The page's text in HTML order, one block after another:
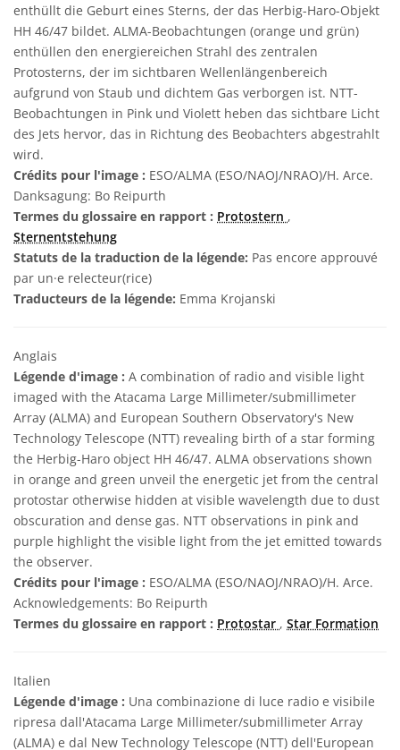
enthüllt die Geburt eines Sterns, der das Herbig-Haro-Objekt
HH 46/47 bildet. ALMA-Beobachtungen (orange und grün)
enthüllen den energiereichen Strahl des zentralen
Protosterns, der im sichtbaren Wellenlängenbereich
aufgrund von Staub und dichtem Gas verborgen ist. NTT-
Beobachtungen in Pink und Violett heben das sichtbare Licht
des Jets hervor, das in Richtung des Beobachters abgestrahlt
wird.
Crédits pour l'image : ESO/ALMA (ESO/NAOJ/NRAO)/H. Arce.
Danksagung: Bo Reipurth
Termes du glossaire en rapport : Protostern ,
Sternentstehung
Statuts de la traduction de la légende: Pas encore approuvé
par un·e relecteur(rice)
Traducteurs de la légende: Emma Krojanski
Anglais
Légende d'image : A combination of radio and visible light
imaged with the Atacama Large Millimeter/submillimeter
Array (ALMA) and European Southern Observatory's New
Technology Telescope (NTT) revealing birth of a star forming
the Herbig-Haro object HH 46/47. ALMA observations shown
in orange and green unveil the energetic jet from the central
protostar otherwise hidden at visible wavelength due to dust
obscuration and dense gas. NTT observations in pink and
purple highlight the visible light from the jet emitted towards
the observer.
Crédits pour l'image : ESO/ALMA (ESO/NAOJ/NRAO)/H. Arce.
Acknowledgements: Bo Reipurth
Termes du glossaire en rapport : Protostar , Star Formation
Italien
Légende d'image : Una combinazione di luce radio e visibile
ripresa dall'Atacama Large Millimeter/submillimeter Array
(ALMA) e dal New Technology Telescope (NTT) dell'European